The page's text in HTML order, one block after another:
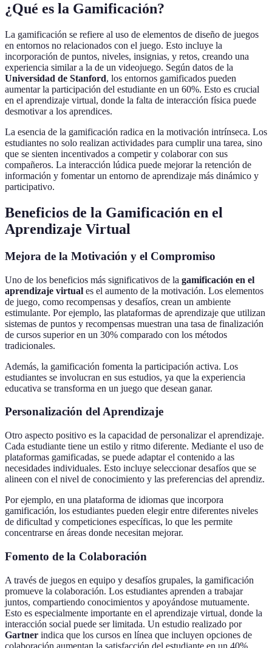
¿Qué es la Gamificación?
La gamificación se refiere al uso de elementos de diseño de juegos
en entornos no relacionados con el juego. Esto incluye la
incorporación de puntos, niveles, insignias, y retos, creando una
experiencia similar a la de un videojuego. Según datos de la
Universidad de Stanford, los entornos gamificados pueden
aumentar la participación del estudiante en un 60%. Esto es crucial
en el aprendizaje virtual, donde la falta de interacción física puede
desmotivar a los aprendices.
La esencia de la gamificación radica en la motivación intrínseca. Los
estudiantes no solo realizan actividades para cumplir una tarea, sino
que se sienten incentivados a competir y colaborar con sus
compañeros. La interacción lúdica puede mejorar la retención de
información y fomentar un entorno de aprendizaje más dinámico y
participativo.
Beneficios de la Gamificación en el
Aprendizaje Virtual
Mejora de la Motivación y el Compromiso
Uno de los beneficios más significativos de la gamificación en el
aprendizaje virtual es el aumento de la motivación. Los elementos
de juego, como recompensas y desafíos, crean un ambiente
estimulante. Por ejemplo, las plataformas de aprendizaje que utilizan
sistemas de puntos y recompensas muestran una tasa de finalización
de cursos superior en un 30% comparado con los métodos
tradicionales.
Además, la gamificación fomenta la participación activa. Los
estudiantes se involucran en sus estudios, ya que la experiencia
educativa se transforma en un juego que desean ganar.
Personalización del Aprendizaje
Otro aspecto positivo es la capacidad de personalizar el aprendizaje.
Cada estudiante tiene un estilo y ritmo diferente. Mediante el uso de
plataformas gamificadas, se puede adaptar el contenido a las
necesidades individuales. Esto incluye seleccionar desafíos que se
alineen con el nivel de conocimiento y las preferencias del aprendiz.
Por ejemplo, en una plataforma de idiomas que incorpora
gamificación, los estudiantes pueden elegir entre diferentes niveles
de dificultad y competiciones específicas, lo que les permite
concentrarse en áreas donde necesitan mejorar.
Fomento de la Colaboración
A través de juegos en equipo y desafíos grupales, la gamificación
promueve la colaboración. Los estudiantes aprenden a trabajar
juntos, compartiendo conocimientos y apoyándose mutuamente.
Esto es especialmente importante en el aprendizaje virtual, donde la
interacción social puede ser limitada. Un estudio realizado por
Gartner indica que los cursos en línea que incluyen opciones de
colaboración aumentan la satisfacción del estudiante en un 40%.